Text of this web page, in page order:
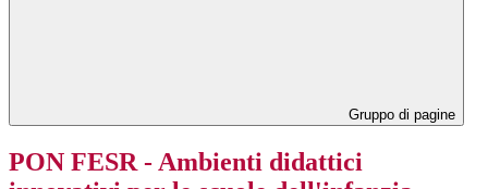
Gruppo di pagine
PON FESR - Ambienti didattici